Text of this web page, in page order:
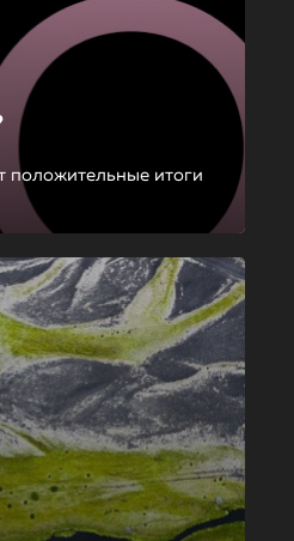
положительные итоги